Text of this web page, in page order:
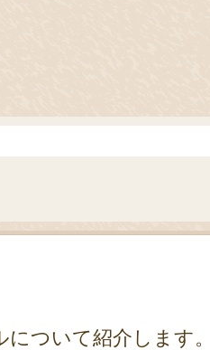
ついて紹介します。